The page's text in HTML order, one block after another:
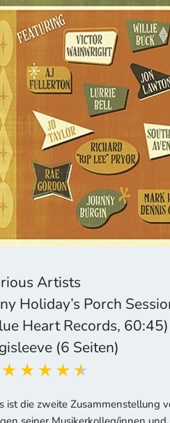
Artists
Holiday’s Porch
Heart Records, 60:45)
(6 Seiten)
ist die zweite Zusammenstellung